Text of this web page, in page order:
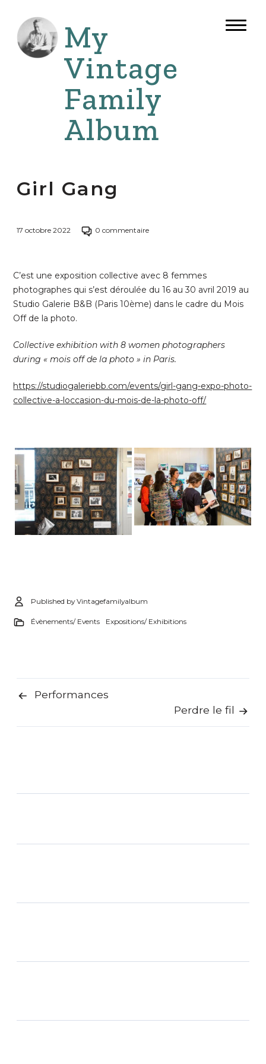
contenu
My
Vintage
Family
Album
Girl Gang
17 octobre 2022 0 commentairePasser
commentaires
C’est une exposition collective avec 8 femmes
photographes qui s’est déroulée du 16 au 30 avril 2019 au
Studio Galerie B&B (Paris 10ème) dans le cadre du Mois
Off de la photo.
Collective exhibition with 8 women photographers
during « mois off de la photo » in Paris.
https://studiogaleriebb.com/events/girl-gang-expo-photo-
collective-a-loccasion-du-mois-de-la-photo-off/
Published byVintagefamilyalbum
Évènements/ Events Expositions/ Exhibitions
Navigation
l’article
Performances
Perdre le fil